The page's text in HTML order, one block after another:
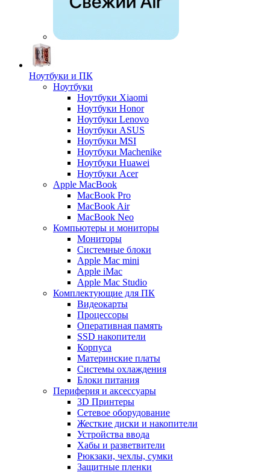
Ноутбуки и ПК
Ноутбуки
Ноутбуки Xiaomi
Ноутбуки Honor
Ноутбуки Lenovo
Ноутбуки ASUS
Ноутбуки MSI
Ноутбуки Machenike
Ноутбуки Huawei
Ноутбуки Acer
Apple MacBook
MacBook Pro
MacBook Air
MacBook Neo
Компьютеры и мониторы
Мониторы
Системные блоки
Apple Mac mini
Apple iMac
Apple Mac Studio
Комплектующие для ПК
Видеокарты
Процессоры
Оперативная память
SSD накопители
Корпуса
Материнские платы
Системы охлаждения
Блоки питания
Периферия и аксессуары
3D Принтеры
Сетевое оборудование
Жесткие диски и накопители
Устройства ввода
Хабы и разветвители
Рюкзаки, чехлы, сумки
Защитные пленки